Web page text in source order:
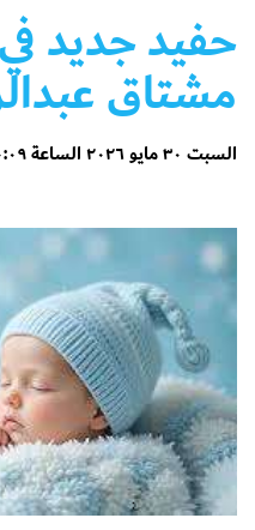
حفيد جديد
مشتاق
السبت ٣٠ مايو ٢٠٢٦ الساعة ١٠:٠٩ مساءً